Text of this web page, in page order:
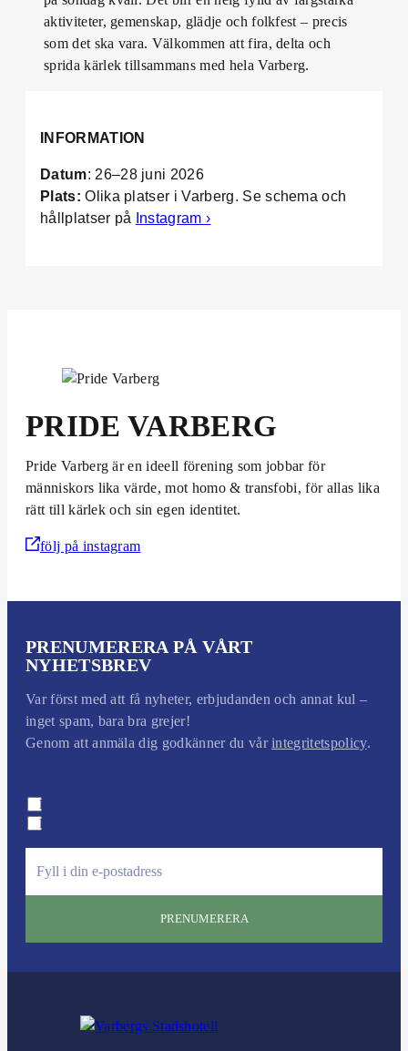
aktiviteter, gemenskap, glädje och folkfest – precis
som det ska vara. Välkommen att fira, delta och
sprida kärlek tillsammans med hela Varberg.
INFORMATION
Datum: 26–28 juni 2026
Plats: Olika platser i Varberg. Se schema och
hållplatser på
Instagram ›
PRIDE VARBERG
Pride Varberg är en ideell förening som jobbar för
människors lika värde, mot homo & transfobi, för allas lika
rätt till kärlek och sin egen identitet.
följ på instagram
PRENUMERERA PÅ VÅRT
NYHETSBREV
Var först med att få nyheter, erbjudanden och annat kul –
inget spam, bara bra grejer!
Genom att anmäla dig godkänner du vårintegritetspolicy.
Konferens
Privat
a